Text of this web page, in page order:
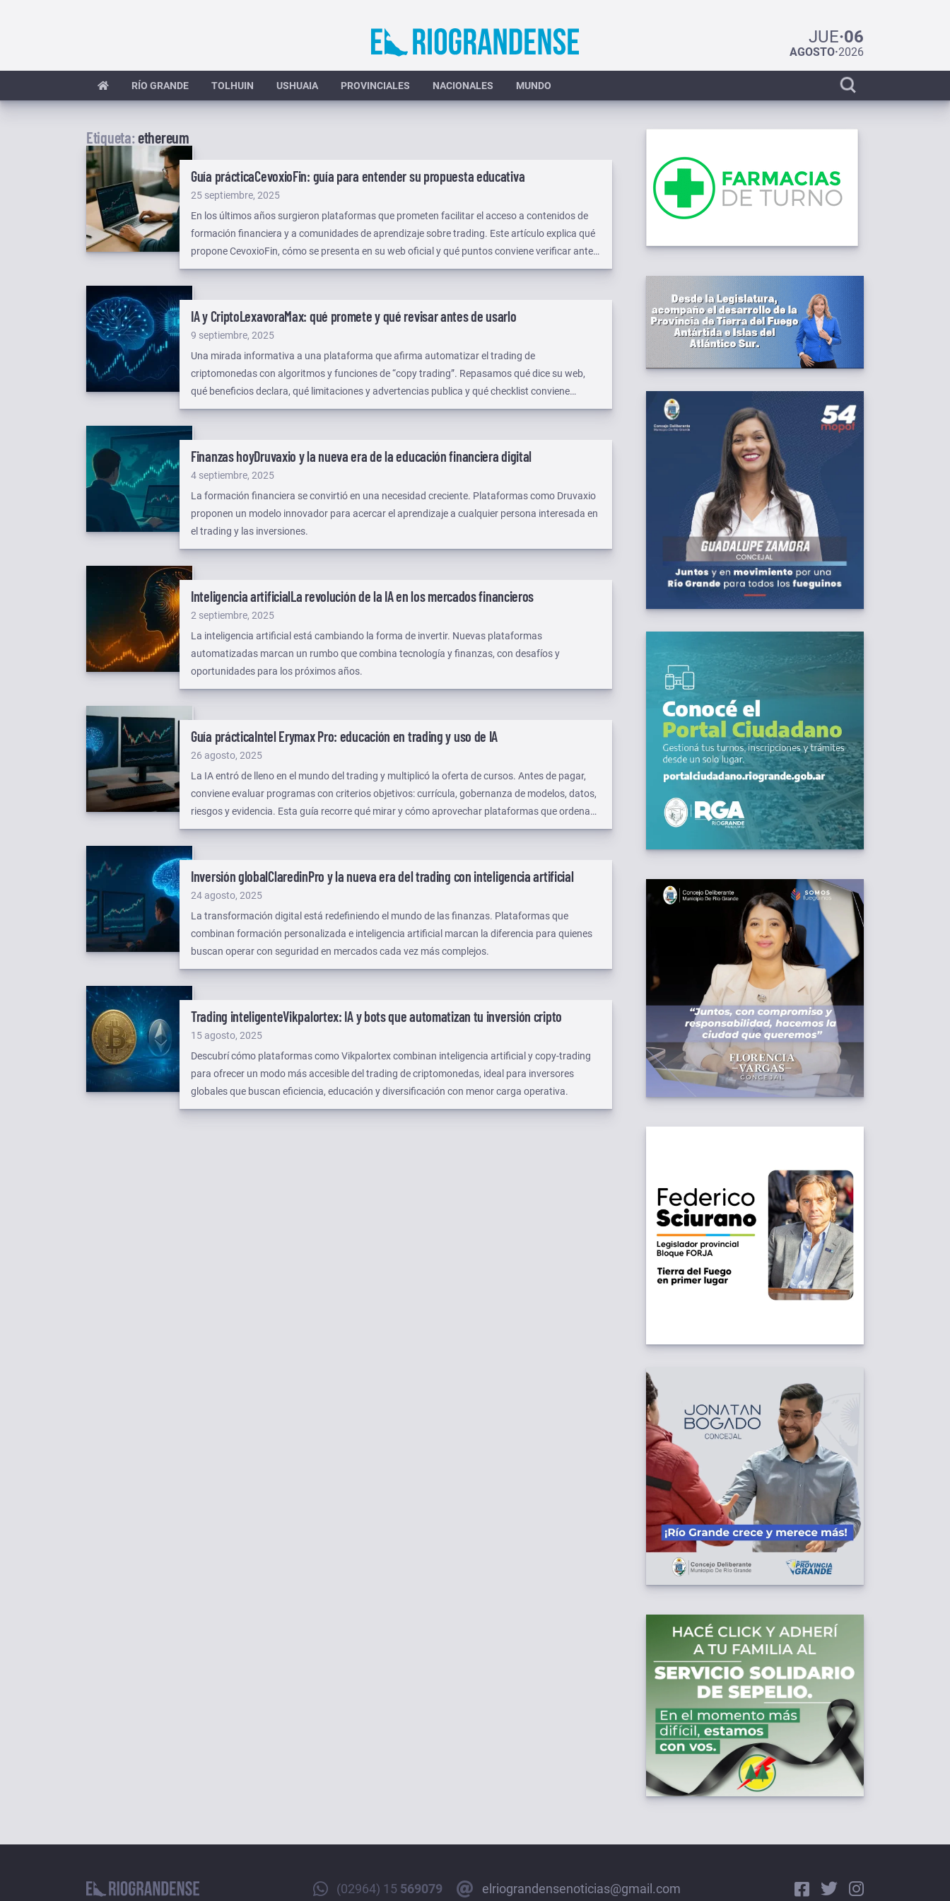
JUE·06
AGOSTO·2026
RÍO GRANDE TOLHUIN USHUAIA PROVINCIALES NACIONALES MUNDO
Display
search
Etiqueta:ethereum
Guía prácticaCevoxioFin: guía para entender su propuesta educativa
Publicado
el
25 septiembre, 2025
En los últimos años surgieron plataformas que prometen facilitar el acceso a contenidos de
formación financiera y a comunidades de aprendizaje sobre trading. Este artículo explica qué
propone CevoxioFin, cómo se presenta en su web oficial y qué puntos conviene verificar antes
de registrarse, con foco en aportar contexto útil y criterios de evaluación independientes.
IA y CriptoLexavoraMax: qué promete y qué revisar antes de usarlo
Publicado
el
9 septiembre, 2025
Una mirada informativa a una plataforma que afirma automatizar el trading de
criptomonedas con algoritmos y funciones de “copy trading”. Repasamos qué dice su web,
qué beneficios declara, qué limitaciones y advertencias publica y qué checklist conviene
recorrer antes de probar un sistema así.
Finanzas hoyDruvaxio y la nueva era de la educación financiera digital
Publicado
el
4 septiembre, 2025
La formación financiera se convirtió en una necesidad creciente. Plataformas como Druvaxio
proponen un modelo innovador para acercar el aprendizaje a cualquier persona interesada en
el trading y las inversiones.
Inteligencia artificialLa revolución de la IA en los mercados financieros
Publicado
el
2 septiembre, 2025
La inteligencia artificial está cambiando la forma de invertir. Nuevas plataformas
automatizadas marcan un rumbo que combina tecnología y finanzas, con desafíos y
oportunidades para los próximos años.
Guía prácticaIntel Erymax Pro: educación en trading y uso de IA
Publicado
el
26 agosto, 2025
La IA entró de lleno en el mundo del trading y multiplicó la oferta de cursos. Antes de pagar,
conviene evaluar programas con criterios objetivos: currícula, gobernanza de modelos, datos,
riesgos y evidencia. Esta guía recorre qué mirar y cómo aprovechar plataformas que ordenan
la oferta educativa.
Inversión globalClaredinPro y la nueva era del trading con inteligencia artificial
Publicado
el
24 agosto, 2025
La transformación digital está redefiniendo el mundo de las finanzas. Plataformas que
combinan formación personalizada e inteligencia artificial marcan la diferencia para quienes
buscan operar con seguridad en mercados cada vez más complejos.
Trading inteligenteVikpalortex: IA y bots que automatizan tu inversión cripto
Publicado
el
15 agosto, 2025
Descubrí cómo plataformas como Vikpalortex combinan inteligencia artificial y copy-trading
para ofrecer un modo más accesible del trading de criptomonedas, ideal para inversores
globales que buscan eficiencia, educación y diversificación con menor carga operativa.
(02964) 15 569079 elriograndensenoticias@gmail.com